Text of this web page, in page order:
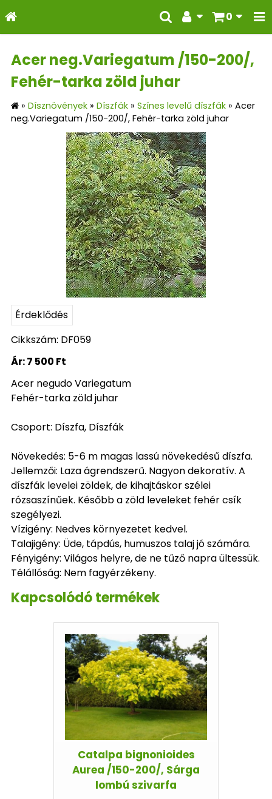
0
Acer neg.Variegatum /150-200/,
Fehér-tarka zöld juhar
» Dísznövények » Díszfák » Színes levelű díszfák » Acer
neg.Variegatum /150-200/, Fehér-tarka zöld juhar
Érdeklődés
Cikkszám: DF059
Ár:7 500 Ft
Acer negudo Variegatum
Fehér-tarka zöld juhar
Csoport: Díszfa, Díszfák
Növekedés: 5-6 m magas lassú növekedésű díszfa.
Jellemzői: Laza ágrendszerű. Nagyon dekoratív. A
díszfák levelei zöldek, de kihajtáskor szélei
rózsaszínűek. Később a zöld leveleket fehér csík
szegélyezi.
Vízigény: Nedves környezetet kedvel.
Talajigény: Üde, tápdús, humuszos talaj jó számára.
Fényigény: Világos helyre, de ne tűző napra ültessük.
Télállóság: Nem fagyérzékeny.
Kapcsolódó termékek
Catalpa bignonioides
Aurea /150-200/, Sárga
lombú szivarfa